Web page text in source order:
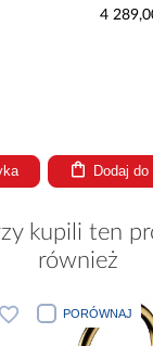
4
Dodaj
kupili ten
również
PORÓWNAJ